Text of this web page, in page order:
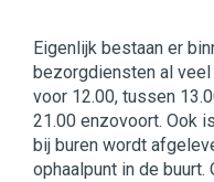
Eigenlijk bestaan er
bezorgdiensten al
voor 12.00, tussen
21.00 enzovoort. Ook
bij buren wordt
ophaalpunt in de